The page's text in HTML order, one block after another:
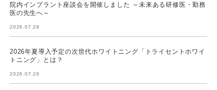
院内インプラント座談会を開催しました ～未来ある研修医・勤務
医の先生へ～
2026.07.28
2026年夏導入予定の次世代ホワイトニング「トライセントホワイ
トニング」とは？
2026.07.26